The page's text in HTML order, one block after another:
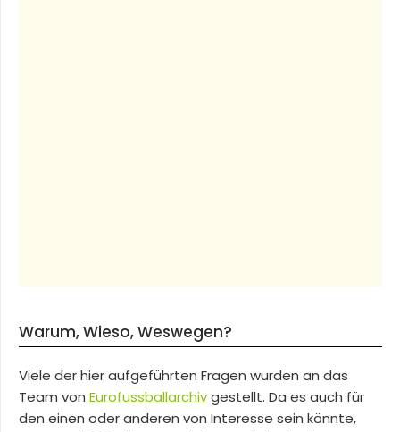
Warum, Wieso, Weswegen?
Viele der hier aufgeführten Fragen wurden an das
Team von Eurofussballarchivgestellt. Da es auch für
den einen oder anderen von Interesse sein könnte,